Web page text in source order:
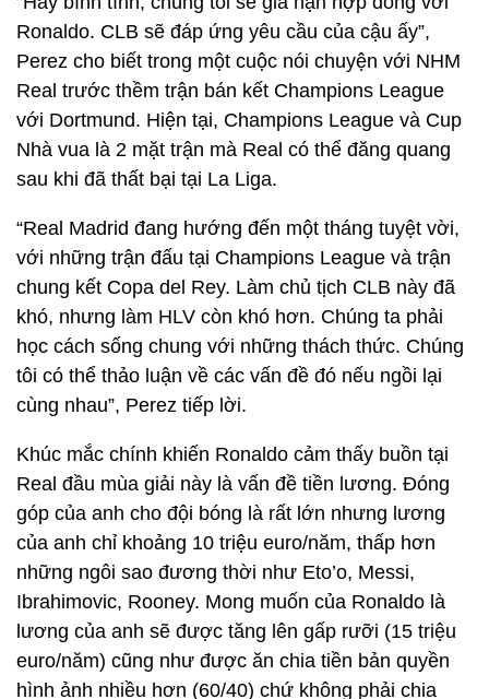
Ronaldo. CLB sẽ đáp ứng yêu cầu của cậu ấy”,
Perez cho biết trong một cuộc nói chuyện với NHM
Real trước thềm trận bán kết Champions League
với Dortmund. Hiện tại, Champions League và Cup
Nhà vua là 2 mặt trận mà Real có thể đăng quang
sau khi đã thất bại tại La Liga.
“Real Madrid đang hướng đến một tháng tuyệt vời,
với những trận đấu tại Champions League và trận
chung kết Copa del Rey. Làm chủ tịch CLB này đã
khó, nhưng làm HLV còn khó hơn. Chúng ta phải
học cách sống chung với những thách thức. Chúng
tôi có thể thảo luận về các vấn đề đó nếu ngồi lại
cùng nhau”, Perez tiếp lời.
Khúc mắc chính khiến Ronaldo cảm thấy buồn tại
Real đầu mùa giải này là vấn đề tiền lương. Đóng
góp của anh cho đội bóng là rất lớn nhưng lương
của anh chỉ khoảng 10 triệu euro/năm, thấp hơn
những ngôi sao đương thời như Eto’o, Messi,
Ibrahimovic, Rooney. Mong muốn của Ronaldo là
lương của anh sẽ được tăng lên gấp rưỡi (15 triệu
euro/năm) cũng như được ăn chia tiền bản quyền
hình ảnh nhiều hơn (60/40) chứ không phải chia